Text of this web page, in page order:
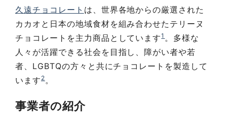
久遠チョコレート は、世界各地からの厳選された
カカオと日本の地域食材を組み合わせたテリーヌ
チョコレートを主力商品としています1 。多様な
人々が活躍できる社会を目指し、障がい者や若
者、LGBTQの方々と共にチョコレートを製造して
います2。
事業者の紹介